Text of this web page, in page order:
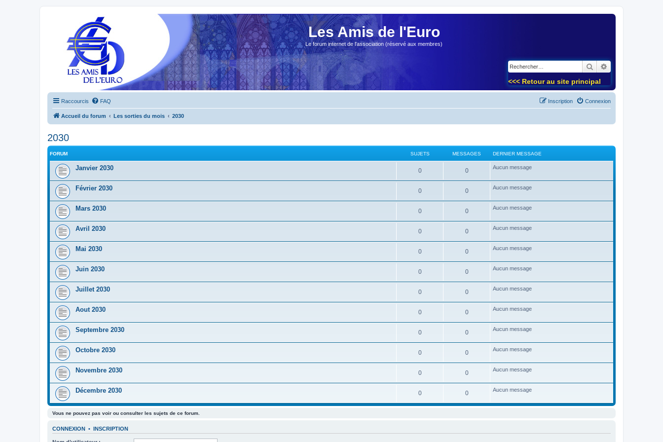
Les Amis de l'Euro
Le forum internet de l'association (réservé aux membres)
Rechercher
<<< Retour au site principal
Raccourcis FAQ Connexion
Inscription
Accueil du forum Les sorties du mois 2030
2030
FORUM SUJETS MESSAGES DERNIER MESSAGE
Janvier 2030 0 0 Aucun message
Février 2030 0 0 Aucun message
Mars 2030 0 0 Aucun message
Avril 2030 0 0 Aucun message
Mai 2030 0 0 Aucun message
Juin 2030 0 0 Aucun message
Juillet 2030 0 0 Aucun message
Aout 2030 0 0 Aucun message
Septembre 2030 0 0 Aucun message
Octobre 2030 0 0 Aucun message
Novembre 2030 0 0 Aucun message
Décembre 2030 0 0 Aucun message
Vous ne pouvez pas voir ou consulter les sujets de ce forum.
CONNEXION • INSCRIPTION